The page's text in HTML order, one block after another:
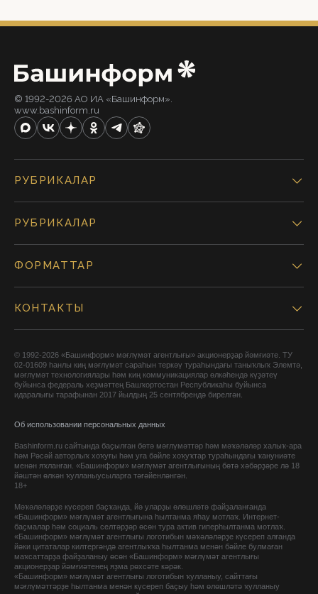
© 1992-2026 АО ИА «Башинформ».
www.bashinform.ru
РУБРИКАЛАР
РУБРИКАЛАР
ФОРМАТТАР
КОНТАКТЫ
© 1992-2026 «Башинформ» мәғлүмәт агентлығы» акционерҙар йәмғиәте. ТУ
02-01609 һанлы киң мәғлүмәт сараһын теркәү тураһындағы таныҡлыҡ Элемтә,
мәғлүмәт технологиялары һәм киң коммуникациялар өлкәһендә күҙәтеү
буйынса федераль хеҙмәттең Башҡортостан Республикаһы буйынса
идаралығы тарафынан 2017 йылдың 25 сентябрендә бирелгән.
Об использовании персональных данных
Bashinform.ru сайтында баҫылған бөтә мәғлүмәттәр һәм мәҡәләләр халыҡ-ара
һәм Рәсәй авторлыҡ хоҡуғы һәм уға бәйле хоҡуҡтар тураһындағы ҡануниәте
менән яҡланған. «Башинформ» мәғлүмәт агентлығының бөтә хәбәрҙәре лә 18
йәштән өлкән ҡулланыусыларға тәғәйенләнгән.
18+
Мәҡәләләрҙе күсереп баҫҡанда, йә уларҙы өлөшләтә файҙаланғанда
«Башинформ» мәғлүмәт агентлығына һылтанма яһау мотлаҡ. Интернет-
баҫмалар һәм социаль селтәрҙәр өсөн тура актив гиперһылтанма мотлаҡ.
«Башинформ» мәғлүмәт агентлығы логотибын мәҡәләләрҙе күсереп алғанда
йәки цитаталар килтергәндә агентлыҡҡа һылтанма менән бәйле булмаған
маҡсаттарҙа файҙаланыу өсөн «Башинформ» мәғлүмәт агентлығы
акционерҙар йәмғиәтенең яҙма рөхсәте кәрәк.
«Башинформ» мәғлүмәт агентлығы логотибын ҡулланыу, сайттағы
мәғлүмәттәрҙе һылтанма менән күсереп баҫыу һәм өлөшләтә ҡулланыу